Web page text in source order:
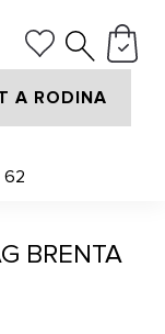
A RODINA
62
BRENTA